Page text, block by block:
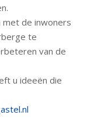
de inwoners
te
van de
u ideeën die